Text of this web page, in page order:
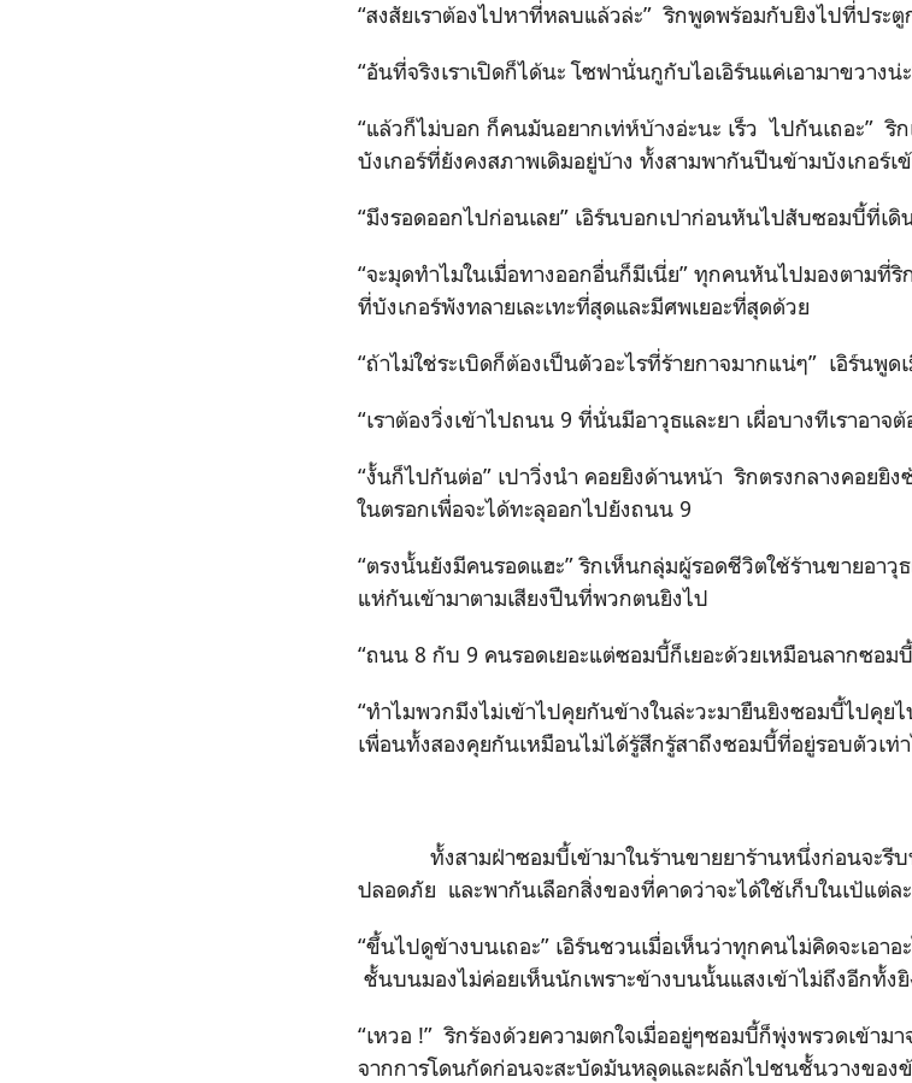
“สงสัยเราต้องไปหาที่หลบแล้วล่ะ” ริกพูดพร้อมกับยิงไปที่ประตู
“อันที่จริงเราเปิดก็ได้นะ โซฟานั่นกูกับไอเอิร์นแค่เอามาขวางน่
“แล้วก็ไม่บอก ก็คนมันอยากเท่ห์บ้างอ่ะนะ เร็ว ไปกันเถอะ”
บังเกอร์ที่ยังคงสภาพเดิมอยู่บ้าง ทั้งสามพากันปีนข้ามบังเกอร์เ
“มึงรอดออกไปก่อนเลย” เอิร์นบอกเปาก่อนหันไปสับซอมบี้ที่เดิ
“จะมุดทำไมในเมื่อทางออกอื่นก็มีเนี่ย” ทุกคนหันไปมองตามที่
ที่บังเกอร์พังทลายเละเทะที่สุดและมีศพเยอะที่สุดด้วย
“ถ้าไม่ใช่ระเบิดก็ต้องเป็นตัวอะไรที่ร้ายกาจมากแน่ๆ” เอิร์นพูด
“เราต้องวิ่งเข้าไปถนน 9 ที่นั่นมีอาวุธและยา เผื่อบางทีเราอาจ
“งั้นก็ไปกันต่อ” เปาวิ่งนำ คอยยิงด้านหน้า ริกตรงกลางคอยยิง
ในตรอกเพื่อจะได้ทะลุออกไปยังถนน 9
“ตรงนั้นยังมีคนรอดแฮะ” ริกเห็นกลุ่มผู้รอดชีวิตใช้ร้านขายอา
แห่กันเข้ามาตามเสียงปืนที่พวกตนยิงไป
“ถนน 8 กับ 9 คนรอดเยอะแต่ซอมบี้ก็เยอะด้วยเหมือนลากซอม
“ทำไมพวกมึงไม่เข้าไปคุยกันข้างในล่ะวะมายืนยิงซอมบี้ไปคุย
เพื่อนทั้งสองคุยกันเหมือนไม่ได้รู้สึกรู้สาถึงซอมบี้ที่อยู่รอบตัวเท่
ทั้งสามฝ่าซอมบี้เข้ามาในร้านขายยาร้านหนึ่งก่อนจะรีบห
ปลอดภัย และพากันเลือกสิ่งของที่คาดว่าจะได้ใช้เก็บในเป้แต่ล
“ขึ้นไปดูข้างบนเถอะ” เอิร์นชวนเมื่อเห็นว่าทุกคนไม่คิดจะเอา
ชั้นบนมองไม่ค่อยเห็นนักเพราะข้างบนนั้นแสงเข้าไม่ถึงอีกทั้ง
“เหวอ !” ริกร้องด้วยความตกใจเมื่ออยู่ๆซอมบี้ก็พุ่งพรวดเข้าม
จากการโดนกัดก่อนจะสะบัดมันหลุดและผลักไปชนชั้นวางของ